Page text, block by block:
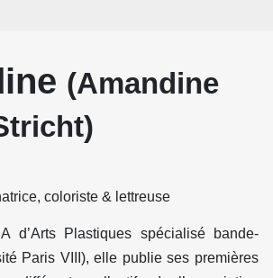
(Amandine
coloriste & lettreuse
d’Arts Plastiques spécialisé bande-
Paris VIII), elle publie ses premières